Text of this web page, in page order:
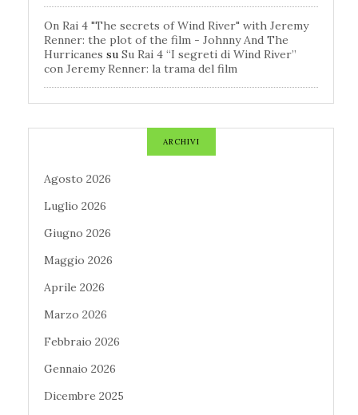
On Rai 4 "The secrets of Wind River" with Jeremy
Renner: the plot of the film - Johnny And The
Hurricanes su Su Rai 4 “I segreti di Wind River”
con Jeremy Renner: la trama del film
ARCHIVI
Agosto 2026
Luglio 2026
Giugno 2026
Maggio 2026
Aprile 2026
Marzo 2026
Febbraio 2026
Gennaio 2026
Dicembre 2025